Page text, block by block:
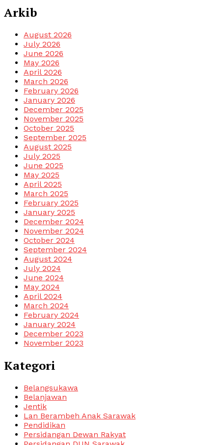
Arkib
August 2026
July 2026
June 2026
May 2026
April 2026
March 2026
February 2026
January 2026
December 2025
November 2025
October 2025
September 2025
August 2025
July 2025
June 2025
May 2025
April 2025
March 2025
February 2025
January 2025
December 2024
November 2024
October 2024
September 2024
August 2024
July 2024
June 2024
May 2024
April 2024
March 2024
February 2024
January 2024
December 2023
November 2023
Kategori
Belangsukawa
Belanjawan
Jentik
Lan Berambeh Anak Sarawak
Pendidikan
Persidangan Dewan Rakyat